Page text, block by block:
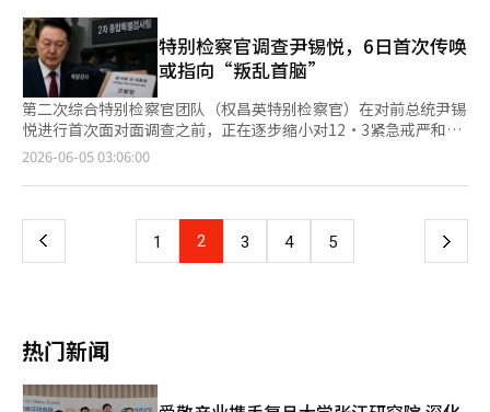
英伟达最近的市值突破了5.2万亿美元，成为全球市值第一的企
业。2017年时，英伟达的市值约为1170亿美元，仅占美国代表性
科技股7家企业（M7）总市值的3.4%。 然而，英伟达几乎垄断了
AI学习用图形处理器（GPU）市场，企业价值大幅提升。目前，英
伟达占M7总市值的22.5%，其比重在9年内扩大了约6.6倍。这正
是AI彻底改变美国股市权力格局的原因。 在日本，AI同样在影响股
市格局。主角是NAND闪存制造商Kioxia Holdings。日本股市长
期以来由汽车和工业品企业主导，丰田汽车作为日本制造业的象
一度突破45万亿日元，从而超越丰田，成为日本上市公司市值第二
位的企业。仅仅一年前，该公司在市值排名中还位于第169位，如
今已跃升至日本股市的顶尖行列。 证券界普遍认为，AI所带来的股
将对整个内存行业产生积极影响。”他同时维持对三星电子和SK
海力士的目标股价，分别为55万韩元和380万韩元。
这里可以制作自己的VeggieMon角色并获得照片卡，吸引了大量
年轻访客排队。在VeggieMon玩偶前拍照的人群使该区域始终热
闹非凡。 Gentle Monster此次项目不仅面向国内市场，更瞄准全
球市场。5日，首尔成数东作为起点，将在上海、北京、东京、曼
谷、纽约等全球六大城市同步开幕，迎接全球粉丝。 在快闪店现
场购买Veggie系列产品的顾客，将按先到先得的原则获得激发收
藏欲的‘VeggieMon钥匙链’。Gentle Monster的Veggie系列也
将在官方网站及线下门店同步上线。 ※ 本报道经人工智能（AI）
系统翻译与编辑。
（32.01%），按当天收盘价（18万8400韩元）计算，约为9990
亿韩元。 此次回购的股份主要为优先股。信永证券在2024年4月为
保护优先股投资者的权益，在将优先股转换为普通股的过程中获得
了这些股份。 这一决定是基于最近公布的公司法修正案。修正案
规定，自法案实施后获得的自家股份需在一年内回购，而在法案实
施前获得的自家股份则需在2027年9月之前回购或根据股东大会批
准的持有和处置计划进行管理。 信永证券提前一年以上将自家股
份回购计划列入股东大会议程。公司表示，此举是为了考虑市场对
高自家股比例的关注，提前消除未来利用方案的不确定性。 回购
绩效奖励等。具体的处置时间和方式将在明年9月之前经过股东大
会批准后确定。 信永证券还将扩大分红。公司决定将普通股的每
提升企业价值的要求和公司法修正的初衷。”※ 本报道经人工智
特别检察官调查尹锡悦，6日首次传唤
或指向“叛乱首脑”
第二次综合特别检察官团队（权昌英特别检察官）在对前总统尹锡
悦进行首次面对面调查之前，正在逐步缩小对12·3紧急戒严和总
统官邸迁移疑云的调查范围。特别检察官通过对前国防部长金用
查，正在整理各项疑云的事实关系，并最终审查对尹前总统适用何
了金前部长和李前部长。金前部长面临军刑法上的叛乱及犯罪团伙
组织嫌疑，李前部长则被指控滥用职权。当天，金前秘书长也接受
权）。最初，特别检察官考虑公开尹前总统出席的场景，但考虑到
辩护团队的反对，决定采取不公开传唤的方针。 法律界普遍认
为，此次调查不仅仅是确认“戒严正当化信息”的疑云。根据特别
检察官最近的调查进展，调查的重点是重构以尹前总统为核心的紧
2026-06-05 03:06:00
上
页
1 2 3 4 5 下
热门新闻